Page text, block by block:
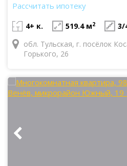
Рассчитать ипотеку
4+ к. 519.4 м2
3/
обл. Тульская, г. посёлок
Горького, 26